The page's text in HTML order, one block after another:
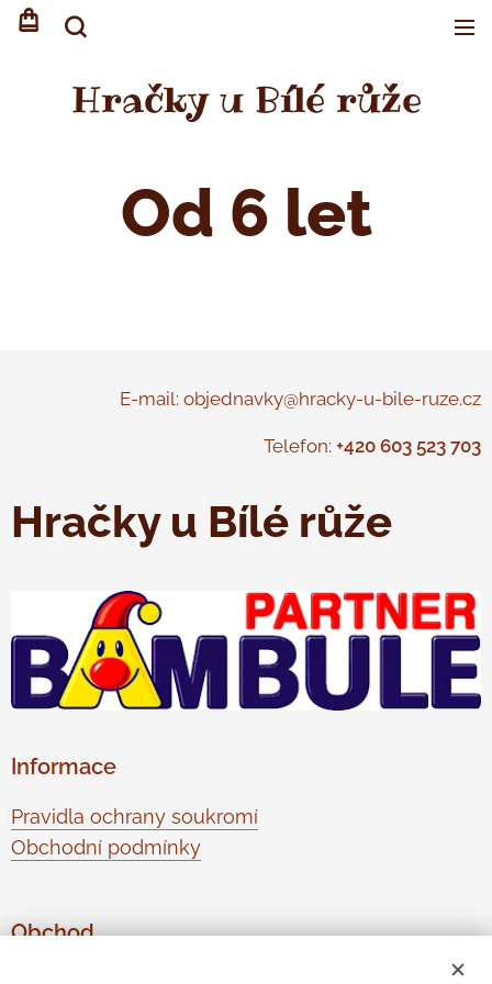
Hračky u Bílé růže
Od 6 let
E-mail: objednavky@hracky-u-bile-ruze.cz
Telefon: +420 603 523 703
Hračky u Bílé růže
Informace
Pravidla ochrany soukromí
Obchodní podmínky
Obchod